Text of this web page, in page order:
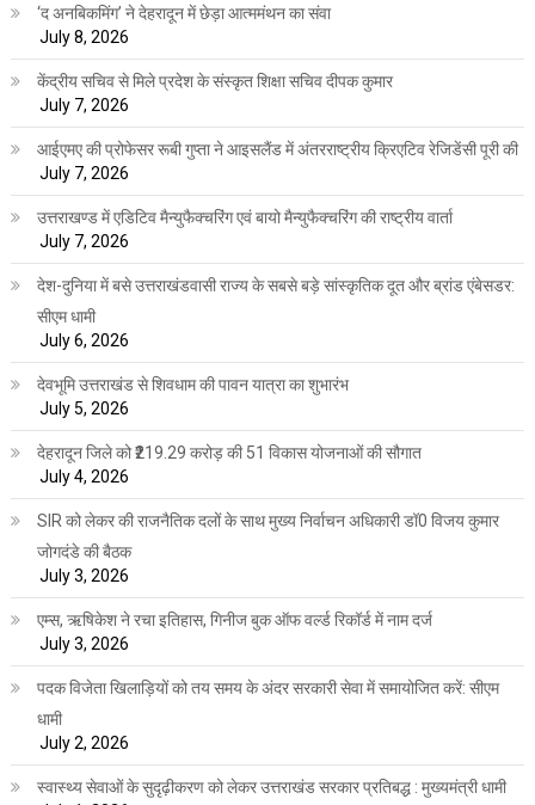
‘द अनबिकमिंग’ ने देहरादून में छेड़ा आत्ममंथन का संवा
July 8, 2026
केंद्रीय सचिव से मिले प्रदेश के संस्कृत शिक्षा सचिव दीपक कुमार
July 7, 2026
आईएमए की प्रोफेसर रूबी गुप्ता ने आइसलैंड में अंतरराष्ट्रीय क्रिएटिव रेजिडेंसी पूरी की
July 7, 2026
उत्तराखण्ड में एडिटिव मैन्युफैक्चरिंग एवं बायो मैन्युफैक्चरिंग की राष्ट्रीय वार्ता
July 7, 2026
देश-दुनिया में बसे उत्तराखंडवासी राज्य के सबसे बड़े सांस्कृतिक दूत और ब्रांड एंबेसडर:
सीएम धामी
July 6, 2026
देवभूमि उत्तराखंड से शिवधाम की पावन यात्रा का शुभारंभ
July 5, 2026
देहरादून जिले को ₹219.29 करोड़ की 51 विकास योजनाओं की सौगात
July 4, 2026
SIR को लेकर की राजनैतिक दलों के साथ मुख्य निर्वाचन अधिकारी डॉ0 विजय कुमार
जोगदंडे की बैठक
July 3, 2026
एम्स, ऋषिकेश ने रचा इतिहास, गिनीज बुक ऑफ वर्ल्ड रिकॉर्ड में नाम दर्ज
July 3, 2026
पदक विजेता खिलाड़ियों को तय समय के अंदर सरकारी सेवा में समायोजित करें: सीएम
धामी
July 2, 2026
स्वास्थ्य सेवाओं के सुदृढ़ीकरण को लेकर उत्तराखंड सरकार प्रतिबद्ध : मुख्यमंत्री धामी